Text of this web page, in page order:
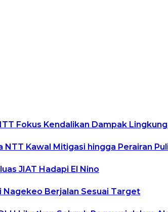
Fokus Kendalikan Dampak
Kawal Mitigasi hingga Perairan
JIAT Hadapi El Nino
Nagekeo Berjalan Sesuai Target